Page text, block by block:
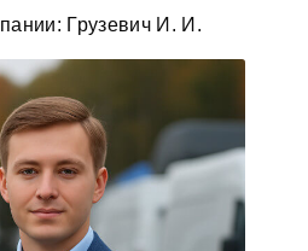
Грузевич И. И.